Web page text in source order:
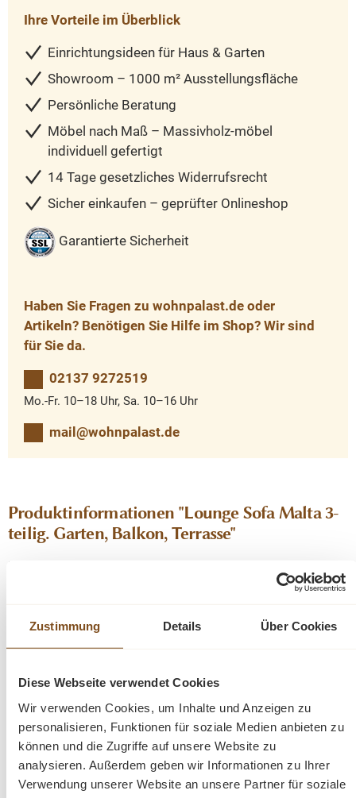
Zustimmung Details Über Cookies
Diese Webseite verwendet Cookies
Wir verwenden Cookies, um Inhalte und Anzeigen zu
personalisieren, Funktionen für soziale Medien anbieten zu
können und die Zugriffe auf unsere Website zu
analysieren. Außerdem geben wir Informationen zu Ihrer
Verwendung unserer Website an unsere Partner für soziale
Ihre Vorteile im Überblick
Einrichtungsideen für Haus & Garten
Showroom – 1000 m² Ausstellungsfläche
Persönliche Beratung
Möbel nach Maß – Massivholz-möbel
individuell gefertigt
14 Tage gesetzliches Widerrufsrecht
Sicher einkaufen – geprüfter Onlineshop
Garantierte Sicherheit
Haben Sie Fragen zu wohnpalast.de oder
Artikeln? Benötigen Sie Hilfe im Shop? Wir sind
für Sie da.
02137 9272519
Mo.-Fr. 10–18 Uhr, Sa. 10–16 Uhr
mail@wohnpalast.de
Produktinformationen "Lounge Sofa Malta 3-
teilig. Garten, Balkon, Terrasse"
Das Lounge-Sofa Malta ist eine bequeme
Sitzgelegenheit für zwei Personen. Das Gestell besteht
Kissenauflagen aus strapazierfähigem Polyester. Das
zeitlose Design passt perfekt zu jeder Art von
und waschbaren Kissenbezüge ermöglichen eine
einfache Reinigung.
Die Abmessungen H/B/T:Sofa:86/180/76
Fußhocker:42/59/59